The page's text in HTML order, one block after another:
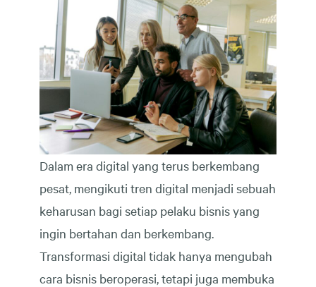
Dalam era digital yang terus berkembang
pesat, mengikuti tren digital menjadi sebuah
keharusan bagi setiap pelaku bisnis yang
ingin bertahan dan berkembang.
Transformasi digital tidak hanya mengubah
cara bisnis beroperasi, tetapi juga membuka